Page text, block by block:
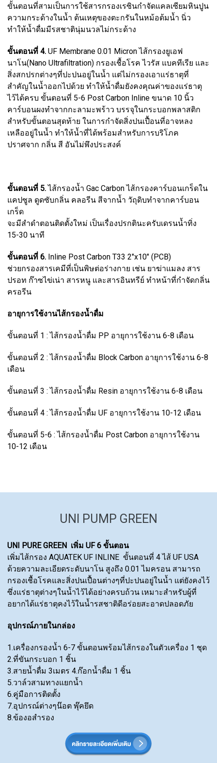
ขั้นตอนที่สามเป็นการใช้สารกรองเรซินกำจัดแคลเซียมหินปูน
ความกระด้างในน้ำ ต้นเหตุของตะกรันในหม้อต้มน้ำ นิ่ว
ทำให้น้ำดื่มมีรสชาตินุ่มนวลไม่กระด้าง
ขั้นตอนที่ 4. UF Membrane 0.01 Micron ไส้กรองยูเอฟ
นาโน(Nano Ultrafiltration) กรองเชื้อโรค ไวรัส แบคทีเรีย และ
สิ่งสกปรกต่างๆที่ปะปนอยู่ในน้ำ แต่ไม่กรองเอาแร่ธาตุที่
สำคัญในน้ำออกไปด้วย ทำให้น้ำดื่มยังคงคุณค่าของแร่ธาตุ
ไว้ได้ครบ ขั้นตอนที่ 5-6 Post Carbon Inline ขนาด 10 นิ้ว
คาร์บอนผงทำจากกะลามะพร้าว บรรจุในกระบอกพลาสติก
สำหรับขั้นตอนสุดท้าย ในการกำจัดสิ่งปนเปื้อนที่อาจหลง
เหลืออยู่ในน้ำ ทำให้น้ำที่ได้พร้อมสำหรับการบริโภค
ปราศจาก กลิ่น สี อันไม่พึงประสงค์
ขั้นตอนที่ 5.ไส้กรองน้ำ Gac Carbon ไส้กรองคาร์บอนเกร็ดใน
แคปซูล ดูดซับกลิ่น คลอรีน สีจากน้ำ วัถุดิบทำจากคาร์บอน
เกร็ด
จะมีสำดำตอนติดตั้งใหม่ เป็นเรื่องปรกตินะครับเดรนน้ำทิ่ง
15-30 นาที
ขั้นตอนที่ 6. Inline Post Carbon T33 2"x10" (PCB)
ช่วยกรองสารเคมีที่เป็นพิษต่อร่างกาย เช่น ยาฆ่าแมลง สาร
ปรอท ก๊าซไข่เน่า สารหนู และสารอินทรีย์ ทำหน้าที่กำจัดกลิ่น
ครอรีน
อายุการใช้งานไส้กรองน้ำดื่ม
ขั้นตอนที่ 1 : ไส้กรองน้ำดื่ม PP อายุการใช้งาน 6-8 เดือน
ขั้นตอนที่ 2 : ไส้กรองน้ำดื่ม Block Carbon อายุการใช้งาน 6-8
เดือน
ขั้นตอนที่ 3 : ไส้กรองน้ำดื่ม Resin อายุการใช้งาน 6-8 เดือน
ขั้นตอนที่ 4 : ไส้กรองน้ำดื่ม UF อายุการใช้งาน 10-12 เดือน
ขั้นตอนที่ 5-6 : ไส้กรองน้ำดื่ม Post Carbon อายุการใช้งาน
10-12 เดือน
UNI PUMP GREEN
UNI PURE GREEN เพิ่ม UF 6 ขั้นตอน
เพิ่มไส้กรอง AQUATEK UF INLINE ขั้นตอนที่ 4 ไส้ UF USA
ด้วยความละเอียดระดับนาโน สูงถึง 0.01 ไมครอน สามารถ
กรองเชื้อโรคและสิ่งปนเปื้อนต่างๆที่ปะปนอยู่ในน้ำ แต่ยังคงไว้
ซึ่งแร่ธาตุต่างๆในน้ำไว้ได้อย่างครบถ้วน เหมาะสำหรับผู้ที่
อยากได้แร่ธาตุคงไว้ในน้ำรสชาติดีอร่อยสะอาดปลอดภัย
อุปกรณ์ภายในกล่อง
1.เครื่องกรองน้ำ 6-7 ขั้นตอนพร้อมไส้กรองในตัวเครื่อง 1 ชุด
2.ที่ขันกระบอก 1 ชิ้น
3.สายน้ำดื่ม 3เมตร 4.ก๊อกน้ำดื่ม 1 ชิ้น
5.วาล์วสามทางแยกน้ำ
6.คู่มือการติดตั้ง
7.อุปกรณ์ต่างๆน๊อต พุ๊คยึด
8.ข้องอสำรอง